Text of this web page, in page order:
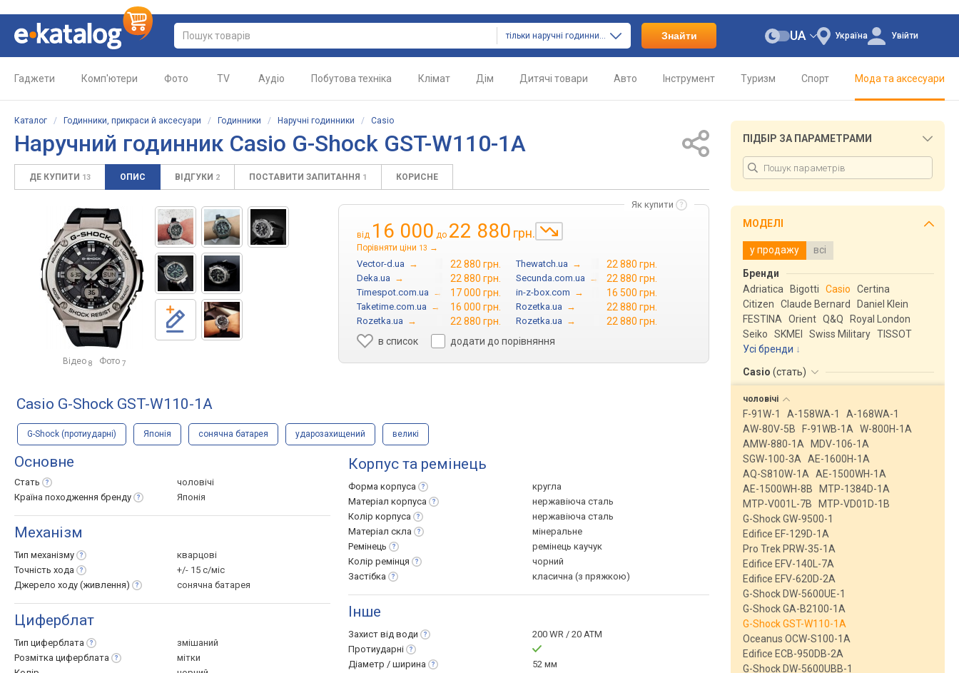
тільки наручні годинники Знайти Україна
UA Увійти
Гаджети Комп'ютери Фото TV Аудіо Побутова техніка Клімат Дім Дитячі товари Авто Інструмент Туризм Спорт Мода та аксесуари
Каталог / Годинники, прикраси й аксесуари / Годинники / Наручні годинники / Casio
Наручний годинник Casio G-Shock GST-W110-1A
ДЕ КУПИТИ 13 ОПИС ВІДГУКИ 2 ПОСТАВИТИ ЗАПИТАННЯ 1 КОРИСНЕ
Відео 8 Фото 7
Як купити
від 16 000 до 22 880 грн.
Порівняти ціни 13 →
Vector-d.ua → 22 880 грн. Thewatch.ua → 22 880 грн.
Deka.ua → 22 880 грн. Secunda.com.ua → 22 880 грн.
Timespot.com.ua → 17 000 грн. in-z-box.com → 16 500 грн.
Taketime.com.ua → 16 000 грн. Rozetka.ua → 22 880 грн.
Rozetka.ua → 22 880 грн. Rozetka.ua →
22 880 грн.
в список
додати до порівняння
Casio G-Shock GST-W110-1A
G-Shock (протиударні) Японія сонячна батарея ударозахищений великі
Основне
Стать
чоловічі
Країна походження бренду Японія
Механізм
Тип механізму
кварцові
Точність хода
+/- 15 с/міс
Джерело ходу (живлення) сонячна батарея
Циферблат
Тип циферблата
змішаний
Розмітка циферблата
мітки
Корпус та ремінець
Форма корпуса
кругла
Матеріал корпуса
нержавіюча сталь
Колір корпуса
нержавіюча сталь
Матеріал скла
мінеральне
Ремінець
ремінець каучук
Колір ремінця
чорний
Застібка
класична (з пряжкою)
Інше
Захист від води
200 WR / 20 ATM
Протиударні
Діаметр / ширина
52 мм
ПІДБІР ЗА ПАРАМЕТРАМИ
МОДЕЛІ
у продажу всі
Бренди
Adriatica
Bigotti Casio
Certina
Citizen
Claude Bernard
Daniel Klein
FESTINA
Orient Q&Q
Royal London
Seiko
SKMEI Swiss Military TISSOT
Усі бренди
Casio (стать)
чоловічі
F-91W-1 A-158WA-1
A-168WA-1
AW-80V-5B
F-91WB-1A
W-800H-1A
AMW-880-1A
MDV-106-1A
SGW-100-3A
AE-1600H-1A
AQ-S810W-1A
AE-1500WH-1A
AE-1500WH-8B
MTP-1384D-1A
MTP-V001L-7B
MTP-VD01D-1B
G-Shock GW-9500-1
Edifice EF-129D-1A
Pro Trek PRW-35-1A
Edifice EFV-140L-7A
Edifice EFV-620D-2A
G-Shock DW-5600UE-1
G-Shock GA-B2100-1A
G-Shock GST-W110-1A
Oceanus OCW-S100-1A
Edifice ECB-950DB-2A
G-Shock DW-5600UBB-1